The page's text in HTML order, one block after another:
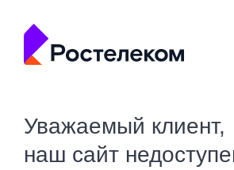
Уважаемый клиент,
наш сайт